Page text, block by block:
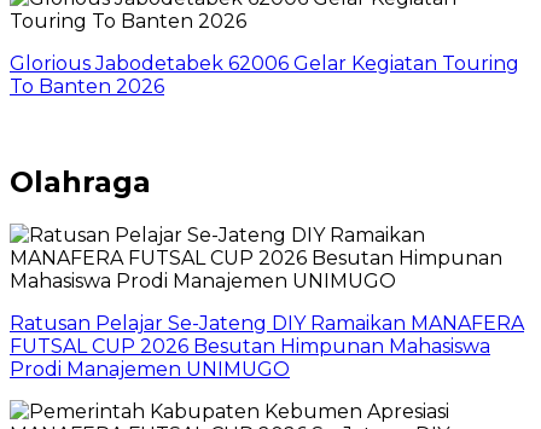
Glorious Jabodetabek 62006 Gelar Kegiatan Touring
To Banten 2026
Olahraga
Ratusan Pelajar Se-Jateng DIY Ramaikan MANAFERA
FUTSAL CUP 2026 Besutan Himpunan Mahasiswa
Prodi Manajemen UNIMUGO